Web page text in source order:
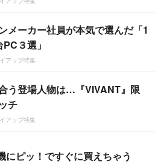
メーカー社員が本気で選んだ「1
３選」
アップ特集
う登場人物は…『VIVANT』限
チ
アップ特集
にピッ！ですぐに買えちゃう